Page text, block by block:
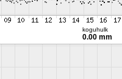
koguhulk
0.00 mm